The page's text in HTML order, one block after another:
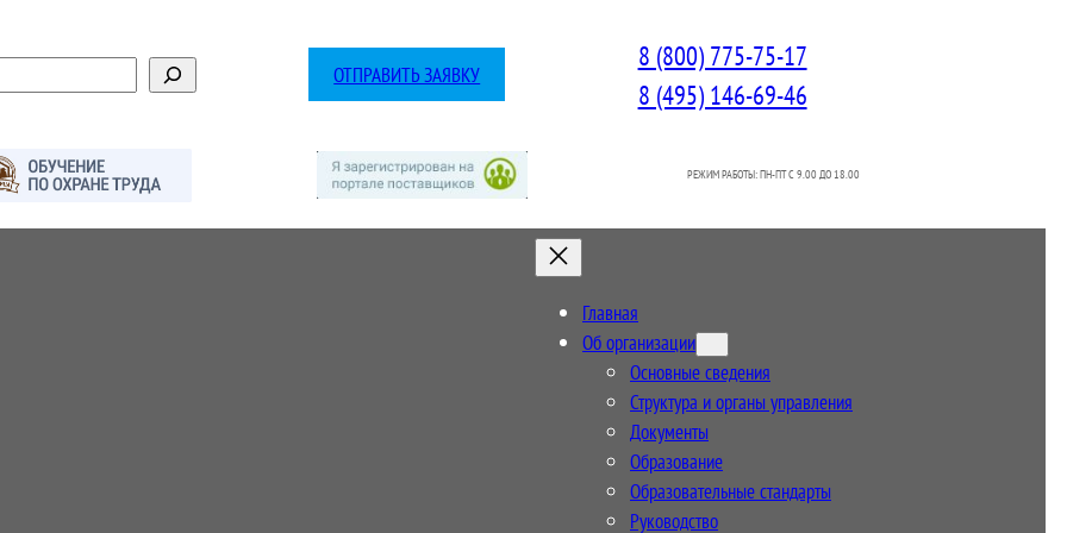
ОТПРАВИТЬ ЗАЯВКУ
8 (800) 775-75-17
8 (495) 146-69-46
РЕЖИМ РАБОТЫ: ПН-ПТ C 9.00 ДО 18.00
Главная
Об организации
Основные сведения
Структура и органы управления
Документы
Образование
Образовательные стандарты
Руководство